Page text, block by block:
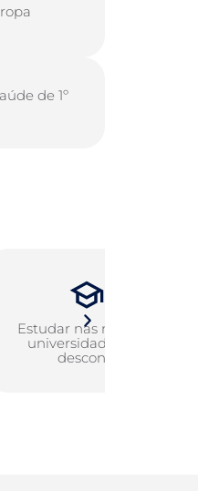
de 1º
Estudar nas melhores
universidades com
descontos